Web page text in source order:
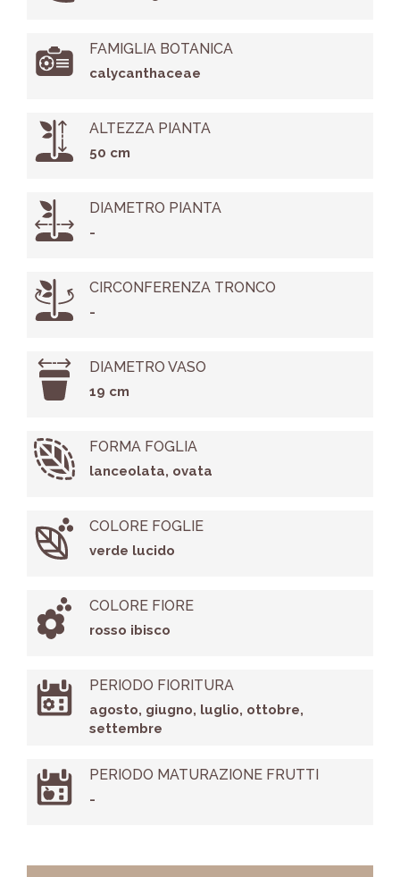
FAMIGLIA BOTANICA
calycanthaceae
ALTEZZA PIANTA
50 cm
DIAMETRO PIANTA
-
CIRCONFERENZA TRONCO
-
DIAMETRO VASO
19 cm
FORMA FOGLIA
lanceolata, ovata
COLORE FOGLIE
verde lucido
COLORE FIORE
rosso ibisco
PERIODO FIORITURA
agosto, giugno, luglio, ottobre,
settembre
PERIODO MATURAZIONE FRUTTI
-